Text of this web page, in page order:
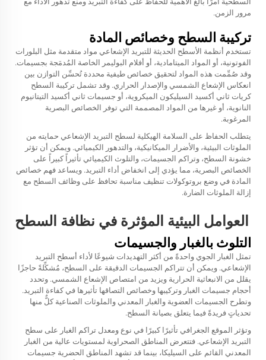
مرور الزمن.
تركيبة السطح وخصائص المادة
تستخدم أنظمة الأسطح الحديثة للتبريد الإشعاعي مواد متقدمة مثل البلورات
الفوتونية، أو المواد الميتامادية، أو أفلام البوليمر الخاصة المُدمَجة بجسيمات.
وقد صُمِّمت هذه المواد لتحقيق خصائص طيفية محددة تُحسِّن التوازن بين
انعكاس الإشعاع الشمسي والإصدار الحراري. وقد تشمل تركيبة السطح
كريات ثاني أكسيد السيليكون الميكروية، أو جسيمات ثاني أكسيد التيتانيوم
النانوية، أو غيرها من المواد المصممة التي توفر الخصائص البصرية
المرغوبة.
يتطلب الحفاظ على السلامة الهيكلية لسطح التبريد الإشعاعي حمايته من
الملوثات البيئية، والأضرار الميكانيكية، والتدهور الكيميائي. ويمكن أن تؤثر
خشونة السطح، وتراكم الجسيمات، والتلوث الكيميائي تأثيراً كبيراً على
الخصائص البصرية، مما يؤدي إلى انخفاض أداء التبريد. ويساعد فهم خصائص
المادة في وضع بروتوكولات تنظيف مناسبة تحافظ على وظائف السطح مع
إزالة الملوثات الضارة.
العوامل البيئية المؤثرة في نظافة السطح
التلوث بالغبار والجسيمات
تمثل الغبار الجوي واحدةً من أكثر التهديدات شيوعًا لأداء أسطح التبريد
الإشعاعي. ويمكن أن تتراكم الجسيمات الدقيقة على السطح، مُشكِّلةً حاجزًا
يقلل من الانبعاثية الحرارية ويزيد من امتصاص الإشعاع الشمسي. وتحدد
أحجام جسيمات الغبار وتركيبها وخصائص التصاقها تأثيرها في كفاءة التبريد.
وتطرح الجسيمات العضوية والغبار المعدني والملوثات الصناعية كلٌّ منها
تحدياتٍ فريدةً فيما يتعلق بصيانة السطح.
وتؤثر الموقع الجغرافي تأثيرًا كبيرًا في نوع ومعدل تراكم الغبار على سطح
التبريد الإشعاعي. فتتعرض المناطق الصحراوية لمستويات عالية من الغبار
المعدني القائم على السيليكا، بينما قد تشهد المناطق الحضرية جسيمات